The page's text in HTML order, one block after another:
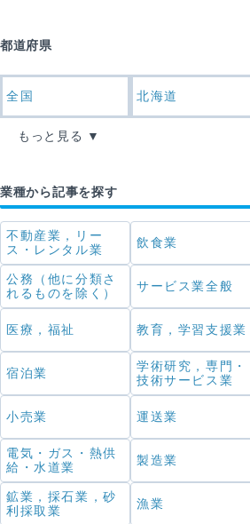
都道府県
全国 北海道
もっと見る
業種から記事を探す
不動産業，リー
ス・レンタル業
飲食業
公務（他に分類さ
れるものを除く）
サービス業全般
医療，福祉 教育，学習支援業
宿泊業
学術研究，専門・
技術サービス業
小売業 運送業
電気・ガス・熱供
給・水道業
製造業
鉱業，採石業，砂
利採取業
漁業